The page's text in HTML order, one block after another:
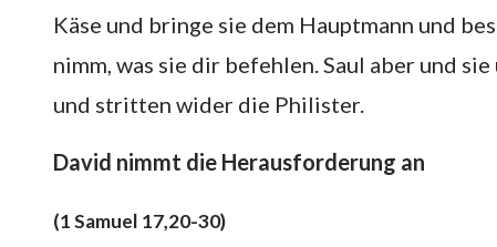
Käse und bringe sie dem Hauptmann und
nimm, was sie dir befehlen. Saul aber und
und stritten wider die Philister.
David nimmt die Herausforderung an
(1 Samuel 17,20-30)